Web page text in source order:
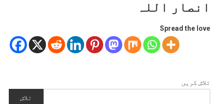
انصار اللہ
Spread the love
تلاش کریں
تلاش